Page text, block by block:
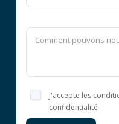
J'accepte les
confidentialité